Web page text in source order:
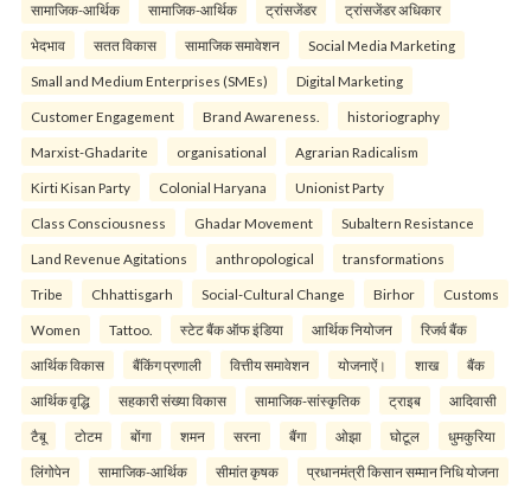
सामाजिक-आर्थिक सामाजिक-आर्थिक ट्रांसजेंडर ट्रांसजेंडर अधिकार
भेदभाव सतत विकास सामाजिक समावेशन Social Media Marketing
Small and Medium Enterprises (SMEs) Digital Marketing
Customer Engagement Brand Awareness. historiography
Marxist-Ghadarite organisational Agrarian Radicalism
Kirti Kisan Party Colonial Haryana Unionist Party
Class Consciousness Ghadar Movement Subaltern Resistance
Land Revenue Agitations anthropological transformations
Tribe Chhattisgarh Social-Cultural Change Birhor Customs
Women Tattoo. स्टेट बैंक ऑफ इंडिया आर्थिक नियोजन रिजर्व बैंक
आर्थिक विकास बैंकिंग प्रणाली वित्तीय समावेशन योजनाऐं। शाख बैंक
आर्थिक वृद्धि सहकारी संख्या विकास सामाजिक-सांस्कृतिक ट्राइब आदिवासी
टैबू टोटम बोंगा शमन सरना बैंगा ओझा घोटूल धुमकुरिया
लिंगोपेन सामाजिक-आर्थिक सीमांत कृषक प्रधानमंत्री किसान सम्मान निधि योजना